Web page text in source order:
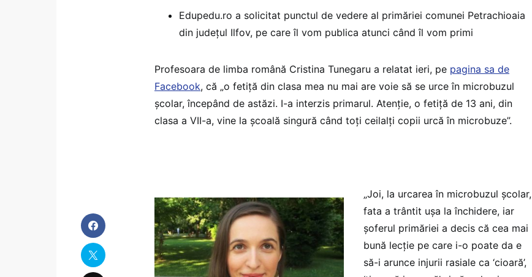
Edupedu.ro a solicitat punctul de vedere al primăriei comunei Petrachioaia
din județul Ilfov, pe care îl vom publica atunci când îl vom primi
Profesoara de limba română Cristina Tunegaru a relatat ieri, pe pagina sa de
Facebook, că „o fetiță din clasa mea nu mai are voie să se urce în microbuzul
școlar, începând de astăzi. I-a interzis primarul. Atenție, o fetiță de 13 ani, din
clasa a VII-a, vine la școală singură când toți ceilalți copii urcă în microbuze”.
„Joi, la urcarea în microbuzul școlar,
fata a trântit ușa la închidere, iar
șoferul primăriei a decis că cea mai
bună lecție pe care i-o poate da e
să-i arunce injurii rasiale ca ‘cioară’,